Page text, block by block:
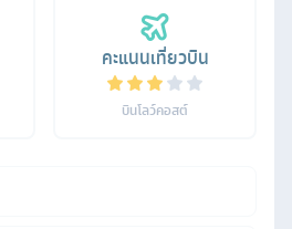
คะแนนเที่ยวบิน
บินโลว์คอสต์